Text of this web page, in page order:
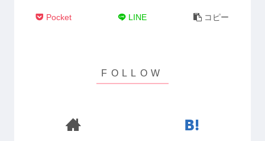
Pocket LINE コピー